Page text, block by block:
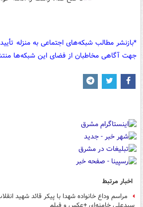
*بازنشر مطالب شبکه‌های اجتماعی به منزله
جهت آگاهی مخاطبان از فضای این شبکه‌ها
اخبار مرتبط
مراسم وداع خانواده شهدا با پیکر قائد شهید